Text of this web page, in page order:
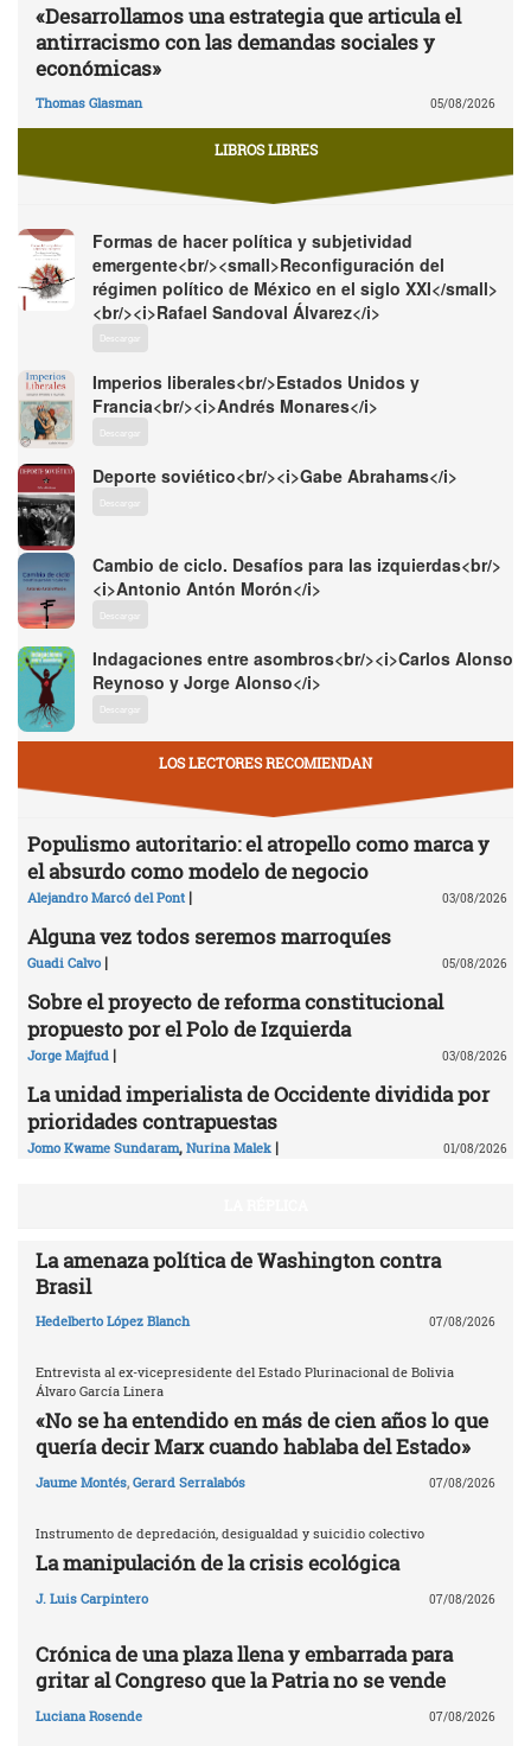
«Desarrollamos una estrategia que articula el
antirracismo con las demandas sociales y
económicas»
Thomas Glasman 05/08/2026
LIBROS LIBRES
Formas de hacer política y subjetividad
emergente<br/><small>Reconfiguración del
régimen político de México en el siglo XXI</small>
<br/><i>Rafael Sandoval Álvarez</i>
Descargar
Imperios liberales<br/>Estados Unidos y
Francia<br/><i>Andrés Monares</i>
Descargar
Deporte soviético<br/><i>Gabe Abrahams</i>
Descargar
Cambio de ciclo. Desafíos para las izquierdas<br/>
<i>Antonio Antón Morón</i>
Descargar
Indagaciones entre asombros<br/><i>Carlos Alonso
Reynoso y Jorge Alonso</i>
Descargar
LOS LECTORES RECOMIENDAN
Populismo autoritario: el atropello como marca y
el absurdo como modelo de negocio
Alejandro Marcó del Pont | 03/08/2026
Alguna vez todos seremos marroquíes
Guadi Calvo | 05/08/2026
Sobre el proyecto de reforma constitucional
propuesto por el Polo de Izquierda
Jorge Majfud | 03/08/2026
La unidad imperialista de Occidente dividida por
prioridades contrapuestas
Jomo Kwame Sundaram, Nurina Malek | 01/08/2026
La amenaza política de Washington contra
Brasil
Hedelberto López Blanch 07/08/2026
Entrevista al ex-vicepresidente del Estado Plurinacional de Bolivia
Álvaro García Linera
«No se ha entendido en más de cien años lo que
quería decir Marx cuando hablaba del Estado»
Jaume Montés, Gerard Serralabós 07/08/2026
Instrumento de depredación, desigualdad y suicidio colectivo
La manipulación de la crisis ecológica
J. Luis Carpintero 07/08/2026
Crónica de una plaza llena y embarrada para
gritar al Congreso que la Patria no se vende
Luciana Rosende 07/08/2026